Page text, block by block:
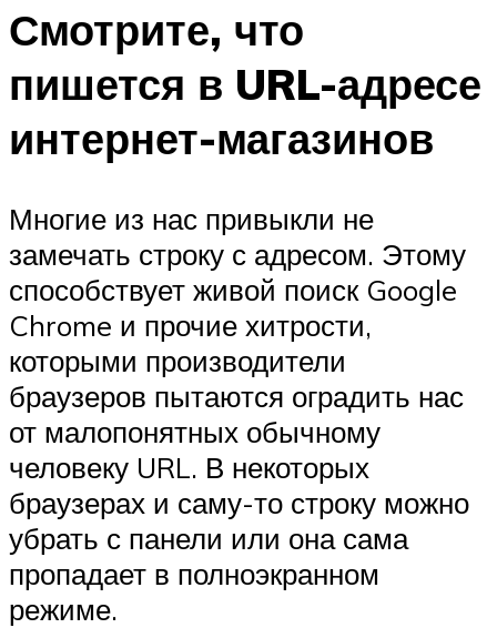
Смотрите, что
пишется в URL-адресе
интернет-магазинов
Многие из нас привыкли не
замечать строку с адресом. Этому
способствует живой поиск Google
Chrome и прочие хитрости,
которыми производители
браузеров пытаются оградить нас
от малопонятных обычному
человеку URL. В некоторых
браузерах и саму-то строку можно
убрать с панели или она сама
пропадает в полноэкранном
режиме.